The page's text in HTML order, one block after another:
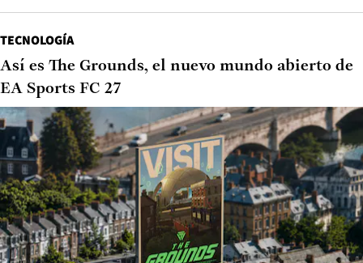
TECNOLOGÍA
Así es The Grounds, el nuevo mundo abierto de
EA Sports FC 27